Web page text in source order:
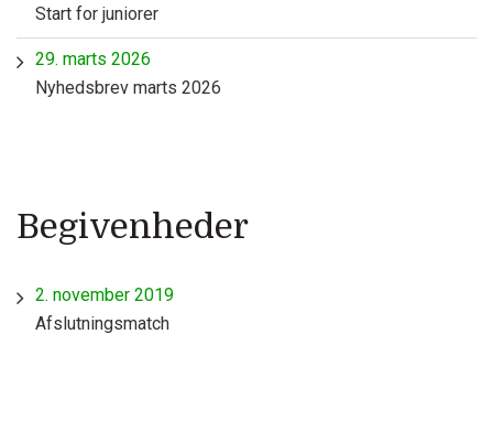
Start for juniorer
29. marts 2026
Nyhedsbrev marts 2026
Begivenheder
2. november 2019
Afslutningsmatch